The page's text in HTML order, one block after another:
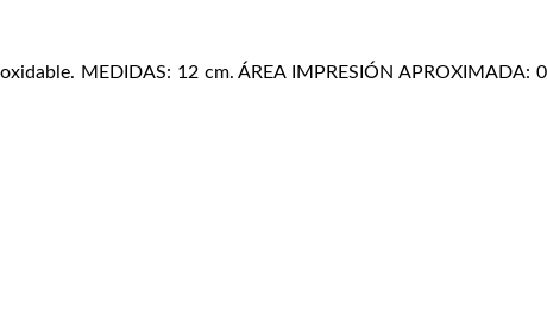
MEDIDAS: 12 cm. ÁREA IMPRESIÓN APROXIMADA: